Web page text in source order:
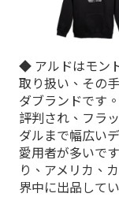
◆ アルドはモン
取り扱い、その
ダブランドです
評判され、フラ
ダルまで幅広い
愛用者が多いで
り、アメリカ、
界中に出品して